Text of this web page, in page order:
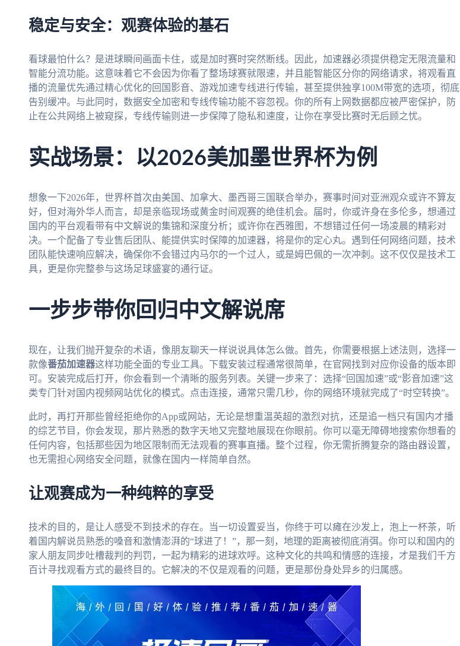
稳定与安全：观赛体验的基石
看球最怕什么？是进球瞬间画面卡住，或是加时赛时突然断线。因此，加速器必须提供稳定无限流量和
智能分流功能。这意味着它不会因为你看了整场球赛就限速，并且能智能区分你的网络请求，将观看直
播的流量优先通过精心优化的回国影音、游戏加速专线进行传输，甚至提供独享100M带宽的选项，彻底
告别缓冲。与此同时，数据安全加密和专线传输功能不容忽视。你的所有上网数据都应被严密保护，防
止在公共网络上被窥探，专线传输则进一步保障了隐私和速度，让你在享受比赛时无后顾之忧。
实战场景：以2026美加墨世界杯为例
想象一下2026年，世界杯首次由美国、加拿大、墨西哥三国联合举办，赛事时间对亚洲观众或许不算友
好，但对海外华人而言，却是亲临现场或黄金时间观赛的绝佳机会。届时，你或许身在多伦多，想通过
国内的平台观看带有中文解说的集锦和深度分析；或许你在西雅图，不想错过任何一场凌晨的精彩对
决。一个配备了专业售后团队、能提供实时保障的加速器，将是你的定心丸。遇到任何网络问题，技术
团队能快速响应解决，确保你不会错过内马尔的一个过人，或是姆巴佩的一次冲刺。这不仅仅是技术工
具，更是你完整参与这场足球盛宴的通行证。
一步步带你回归中文解说席
现在，让我们抛开复杂的术语，像朋友聊天一样说说具体怎么做。首先，你需要根据上述法则，选择一
款像番茄加速器这样功能全面的专业工具。下载安装过程通常很简单，在官网找到对应你设备的版本即
可。安装完成后打开，你会看到一个清晰的服务列表。关键一步来了：选择“回国加速”或“影音加速”这
类专门针对国内视频网站优化的模式。点击连接，通常只需几秒，你的网络环境就完成了“时空转换”。
此时，再打开那些曾经拒绝你的App或网站，无论是想重温英超的激烈对抗，还是追一档只有国内才播
的综艺节目，你会发现，那片熟悉的数字天地又完整地展现在你眼前。你可以毫无障碍地搜索你想看的
任何内容，包括那些因为地区限制而无法观看的赛事直播。整个过程，你无需折腾复杂的路由器设置，
也无需担心网络安全问题，就像在国内一样简单自然。
让观赛成为一种纯粹的享受
技术的目的，是让人感受不到技术的存在。当一切设置妥当，你终于可以瘫在沙发上，泡上一杯茶，听
着国内解说员熟悉的嗓音和激情澎湃的“球进了！”，那一刻，地理的距离被彻底消弭。你可以和国内的
家人朋友同步吐槽裁判的判罚，一起为精彩的进球欢呼。这种文化的共鸣和情感的连接，才是我们千方
百计寻找观看方式的最终目的。它解决的不仅是观看的问题，更是那份身处异乡的归属感。